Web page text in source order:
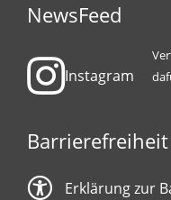
NewsFeed
Instagram
Barrierefreiheit
Erklärung zur